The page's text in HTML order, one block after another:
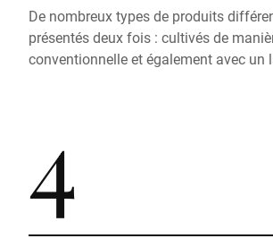
De nombreux types de produits
présentés deux fois : cultivés de
conventionnelle et également avec un
4